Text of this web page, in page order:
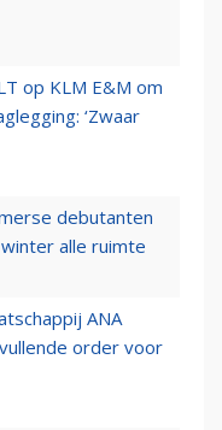
op KLM E&M om
‘Zwaar
debutanten
alle ruimte
ANA
order voor